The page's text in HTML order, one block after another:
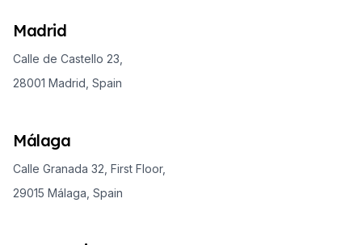
Madrid
Calle de Castello 23,
28001 Madrid, Spain
Málaga
Calle Granada 32, First Floor,
29015 Málaga, Spain